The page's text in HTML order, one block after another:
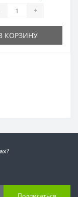
+
КОРЗИНУ